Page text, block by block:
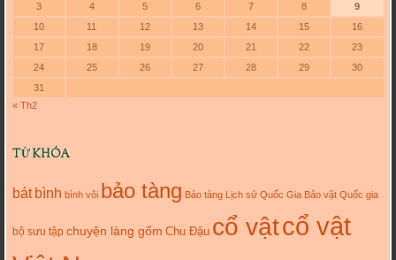
3
4 5 6 7 8
9
10
11 12 13 14 15
16
17
18 19 20 21 22
23
24
25 26 27 28 29
30
31
« Th2
TỪ KHÓA
bát bình bình vôi bảo tàng Bảo tàng Lịch sử Quốc Gia Bảo vật Quốc gia
bộ sưu tập chuyện làng gốm Chu Đậu cổ vậtcổ vật